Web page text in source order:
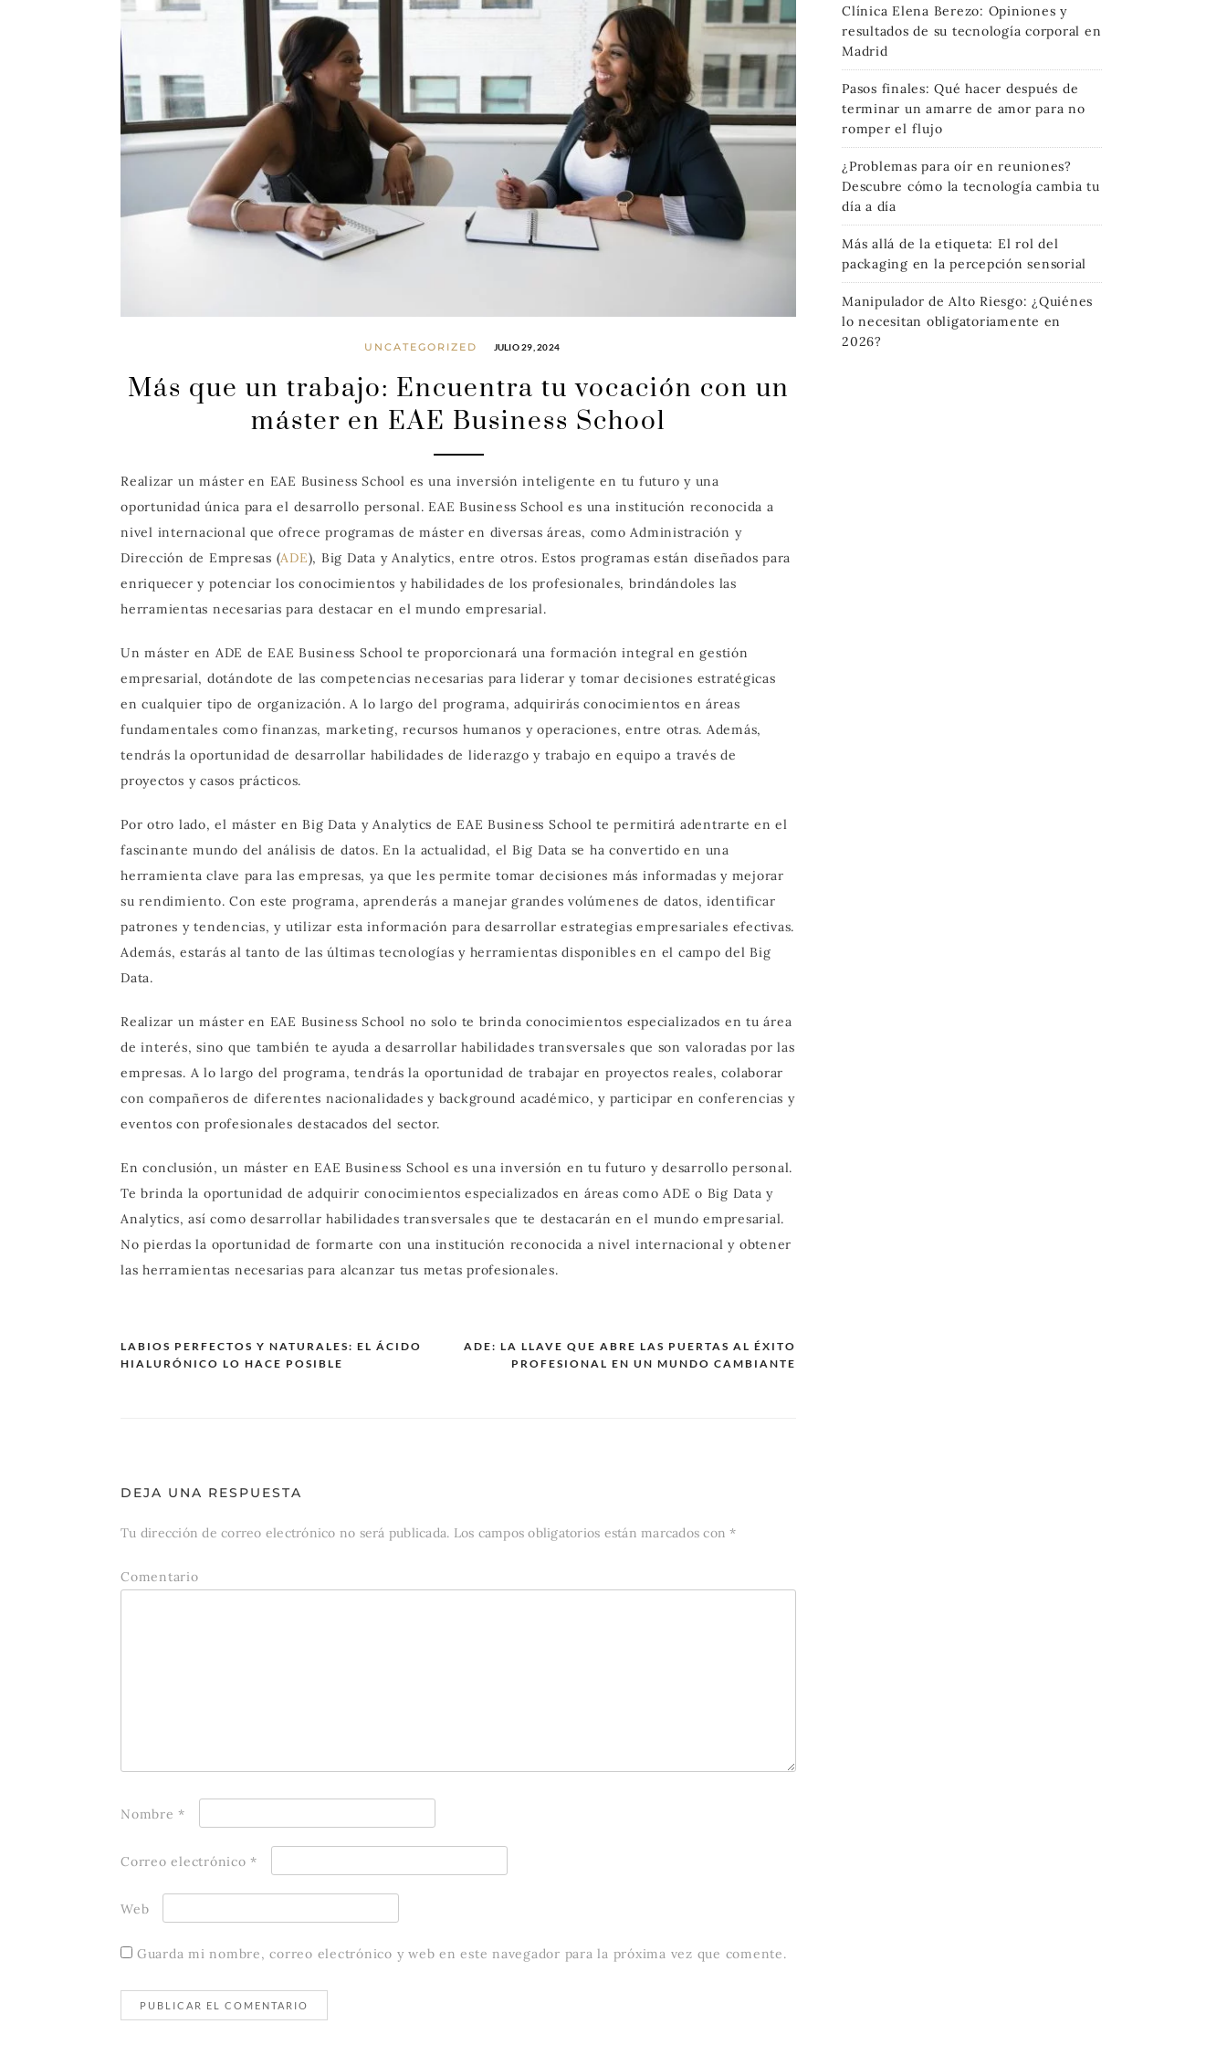
UNCATEGORIZED JULIO 29, 2024
Más que un trabajo: Encuentra tu vocación con un
máster en EAE Business School
Realizar un máster en EAE Business School es una inversión inteligente en tu futuro y una
oportunidad única para el desarrollo personal. EAE Business School es una institución reconocida a
nivel internacional que ofrece programas de máster en diversas áreas, como Administración y
Dirección de Empresas (ADE), Big Data y Analytics, entre otros. Estos programas están diseñados para
enriquecer y potenciar los conocimientos y habilidades de los profesionales, brindándoles las
herramientas necesarias para destacar en el mundo empresarial.
Un máster en ADE de EAE Business School te proporcionará una formación integral en gestión
empresarial, dotándote de las competencias necesarias para liderar y tomar decisiones estratégicas
en cualquier tipo de organización. A lo largo del programa, adquirirás conocimientos en áreas
fundamentales como finanzas, marketing, recursos humanos y operaciones, entre otras. Además,
tendrás la oportunidad de desarrollar habilidades de liderazgo y trabajo en equipo a través de
proyectos y casos prácticos.
Por otro lado, el máster en Big Data y Analytics de EAE Business School te permitirá adentrarte en el
fascinante mundo del análisis de datos. En la actualidad, el Big Data se ha convertido en una
herramienta clave para las empresas, ya que les permite tomar decisiones más informadas y mejorar
su rendimiento. Con este programa, aprenderás a manejar grandes volúmenes de datos, identificar
patrones y tendencias, y utilizar esta información para desarrollar estrategias empresariales efectivas.
Además, estarás al tanto de las últimas tecnologías y herramientas disponibles en el campo del Big
Data.
Realizar un máster en EAE Business School no solo te brinda conocimientos especializados en tu área
de interés, sino que también te ayuda a desarrollar habilidades transversales que son valoradas por las
empresas. A lo largo del programa, tendrás la oportunidad de trabajar en proyectos reales, colaborar
con compañeros de diferentes nacionalidades y background académico, y participar en conferencias y
eventos con profesionales destacados del sector.
En conclusión, un máster en EAE Business School es una inversión en tu futuro y desarrollo personal.
Te brinda la oportunidad de adquirir conocimientos especializados en áreas como ADE o Big Data y
Analytics, así como desarrollar habilidades transversales que te destacarán en el mundo empresarial.
No pierdas la oportunidad de formarte con una institución reconocida a nivel internacional y obtener
las herramientas necesarias para alcanzar tus metas profesionales.
Navegación
ADE: LA LLAVE QUE ABRE LAS PUERTAS AL ÉXITO
PROFESIONAL EN UN MUNDO CAMBIANTE
LABIOS PERFECTOS Y NATURALES: EL ÁCIDO
HIALURÓNICO LO HACE POSIBLE
DEJA UNA RESPUESTA
Tu dirección de correo electrónico no será publicada. Los campos obligatorios están marcados con*
Comentario
Nombre*
Correo electrónico*
Web
Guarda mi nombre, correo electrónico y web en este navegador para la próxima vez que comente.
Clínica Elena Berezo: Opiniones y
resultados de su tecnología corporal en
Madrid
Pasos finales: Qué hacer después de
terminar un amarre de amor para no
romper el flujo
¿Problemas para oír en reuniones?
Descubre cómo la tecnología cambia tu
día a día
Más allá de la etiqueta: El rol del
packaging en la percepción sensorial
Manipulador de Alto Riesgo: ¿Quiénes
lo necesitan obligatoriamente en
2026?